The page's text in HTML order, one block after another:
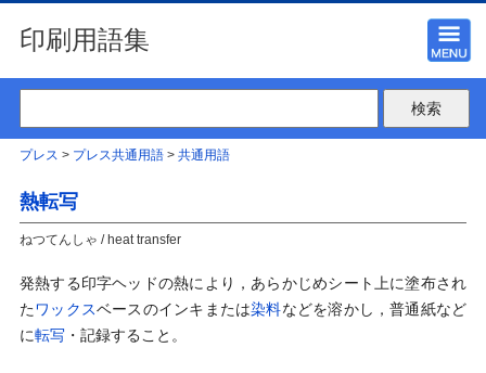
印刷用語集
プレス > プレス共通用語> 共通用語
熱転写
ねつてんしゃ / heat transfer
発熱する印字ヘッドの熱により，あらかじめシート上に塗布され
たワックスベースのインキまたは染料などを溶かし，普通紙など
に転写・記録すること。